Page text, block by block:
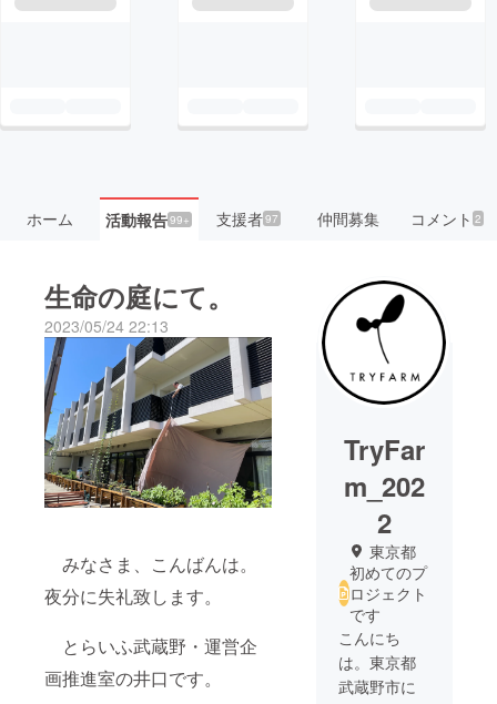
ホーム 活動報告99+ 支援者97 仲間募集 コメント2
生命の庭にて。
2023/05/24 22:13
みなさま、こんばんは。
夜分に失礼致します。
とらいふ武蔵野・運営企
画推進室の井口です。
TryFar
m_202
2
東京都
初めてのプ
ロジェクト
です
こんにち
は。東京都
武蔵野市に